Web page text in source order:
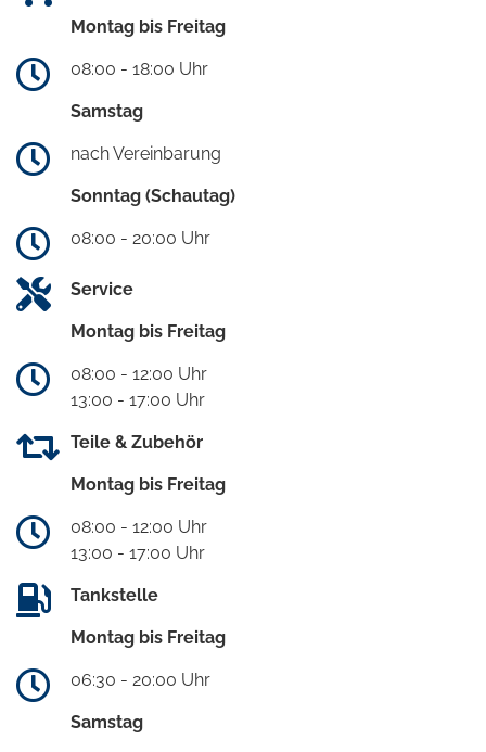
Montag bis Freitag
08:00 - 18:00 Uhr
Samstag
nach Vereinbarung
Sonntag (Schautag)
08:00 - 20:00 Uhr
Service
Montag bis Freitag
08:00 - 12:00 Uhr
13:00 - 17:00 Uhr
Teile & Zubehör
Montag bis Freitag
08:00 - 12:00 Uhr
13:00 - 17:00 Uhr
Tankstelle
Montag bis Freitag
06:30 - 20:00 Uhr
Samstag